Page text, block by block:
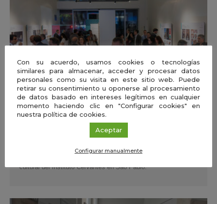
15 ABR 2026
La exposición `Paseo Matemático al-Ándalus´ de la
Fundación Descubre llega a Brasil de la mano del
Instituto Cervantes en São Paulo
cultural del Instituto Cervantes en São Paulo.
Con su acuerdo, usamos cookies o tecnologías
similares para almacenar, acceder y procesar datos
personales como su visita en este sitio web. Puede
retirar su consentimiento u oponerse al procesamiento
de datos basado en intereses legítimos en cualquier
momento haciendo clic en "Configurar cookies" en
nuestra política de cookies.
Aceptar
Configurar manualmente